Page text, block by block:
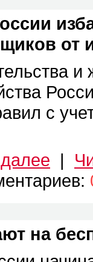
от
с
|
на